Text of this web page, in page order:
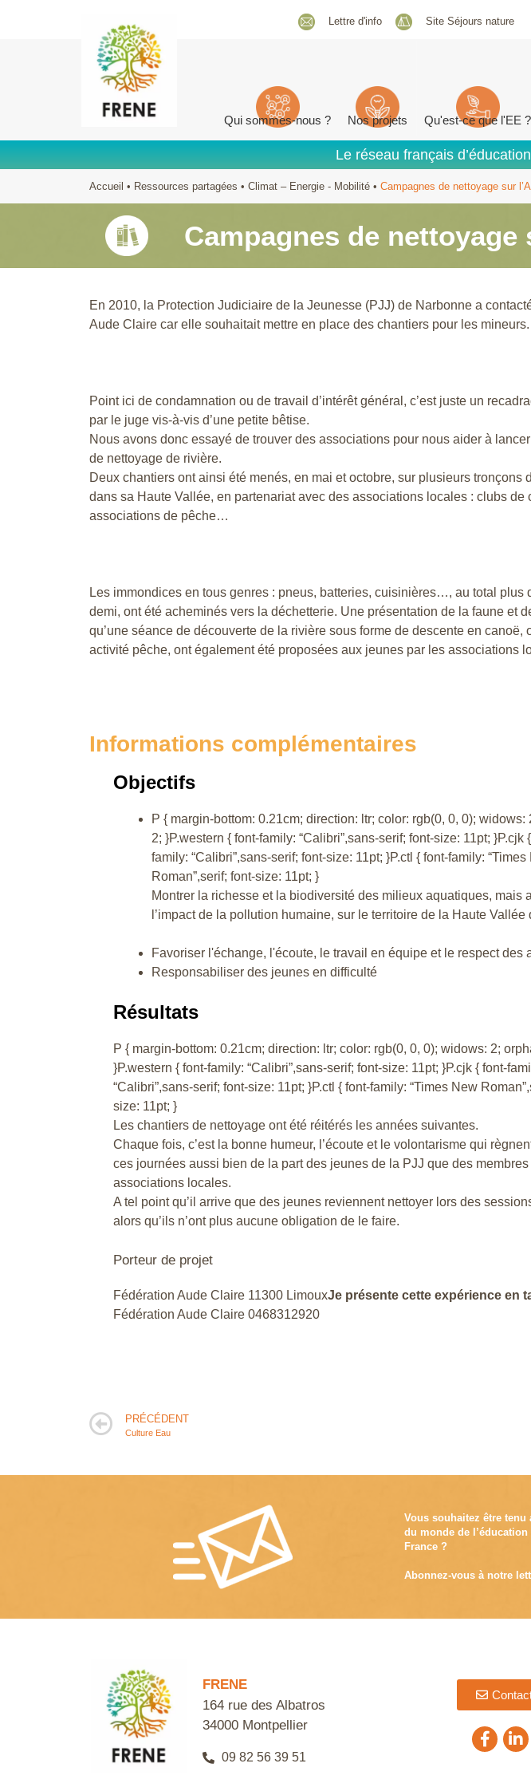
Lettre d'info Site Séjours nature
Qui sommes-nous ? Nos projets Qu'est-ce que l'EE ?
Le réseau français
Accueil • Ressources partagées • Climat – Energie - Mobilité • Campagnes de nettoyage sur
Campagnes de nettoyage
En 2010, la Protection Judiciaire de la Jeunesse (PJJ) de Narbonne a
Aude Claire car elle souhaitait mettre en place des chantiers pour les mineurs.
Point ici de condamnation ou de travail d’intérêt général, c’est juste un
par le juge vis-à-vis d’une petite bêtise.
Nous avons donc essayé de trouver des associations pour nous aider à
de nettoyage de rivière.
Deux chantiers ont ainsi été menés, en mai et octobre, sur plusieurs tronçons
dans sa Haute Vallée, en partenariat avec des associations locales : clubs de
associations de pêche…
Les immondices en tous genres : pneus, batteries, cuisinières…, au total plus
demi, ont été acheminés vers la déchetterie. Une présentation de la faune et
qu’une séance de découverte de la rivière sous forme de descente en canoë,
activité pêche, ont également été proposées aux jeunes par les associations
Informations complémentaires
Objectifs
P { margin-bottom: 0.21cm; direction: ltr; color: rgb(0, 0, 0); widows:
2; }P.western { font-family: “Calibri”,sans-serif; font-size: 11pt; }P.cjk
family: “Calibri”,sans-serif; font-size: 11pt; }P.ctl { font-family: “Times
Roman”,serif; font-size: 11pt; }
Montrer la richesse et la biodiversité des milieux aquatiques, mais
l’impact de la pollution humaine, sur le territoire de la Haute Vallée
Favoriser l'échange, l'écoute, le travail en équipe et le respect des
Responsabiliser des jeunes en difficulté
Résultats
P { margin-bottom: 0.21cm; direction: ltr; color: rgb(0, 0, 0); widows: 2;
}P.western { font-family: “Calibri”,sans-serif; font-size: 11pt; }P.cjk { font-
“Calibri”,sans-serif; font-size: 11pt; }P.ctl { font-family: “Times New
size: 11pt; }
Les chantiers de nettoyage ont été réitérés les années suivantes.
Chaque fois, c’est la bonne humeur, l’écoute et le volontarisme qui
ces journées aussi bien de la part des jeunes de la PJJ que des
associations locales.
A tel point qu’il arrive que des jeunes reviennent nettoyer lors des
alors qu’ils n’ont plus aucune obligation de le faire.
Porteur de projet
Fédération Aude Claire 11300 LimouxJe présente cette expérience en
Fédération Aude Claire 0468312920
PRÉCÉDENT
Culture Eau
Vous souhaitez être
du monde de
France ?
Abonnez-vous à notre
FRENE
164 rue des Albatros
34000 Montpellier
09 82 56 39 51